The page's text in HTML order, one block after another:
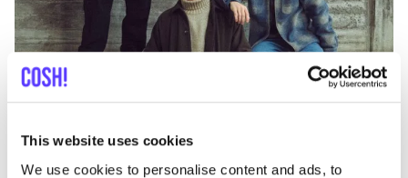
This website uses cookies
We use cookies to personalise content and ads, to